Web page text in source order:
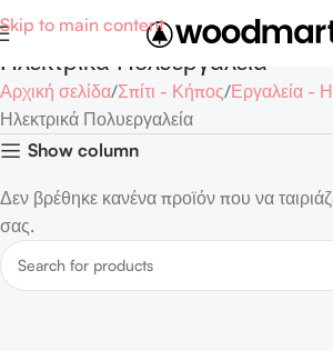
Skip to main content
Ηλεκτρικά Πολυεργαλεία
Αρχική σελίδα Σπίτι - Κήπος Εργαλεία -
Ηλεκτρικά Πολυεργαλεία
Show column
Δεν βρέθηκε κανένα προϊόν που να
σας.